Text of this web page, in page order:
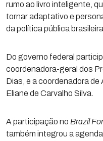
rumo ao livro inteligente,
tornar adaptativo e
da política pública
Do governo federal
coordenadora-geral dos
Dias, e a coordenadora de
Eliane de Carvalho Silva.
A participação no Brazil
também integrou a